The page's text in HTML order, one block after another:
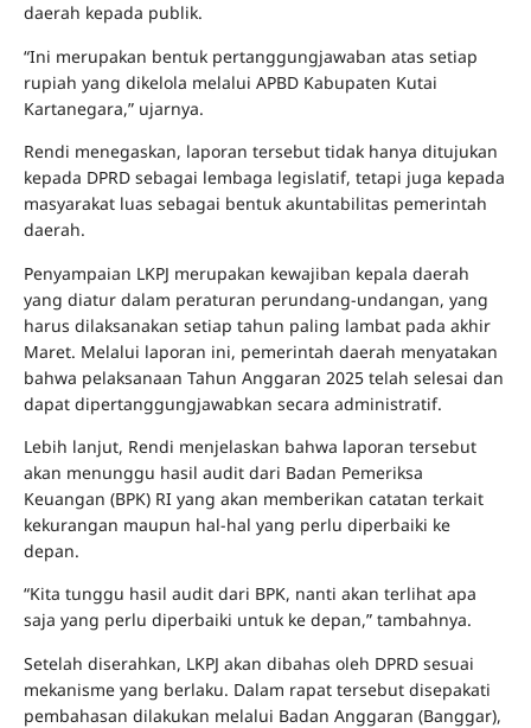
daerah kepada publik.
“Ini merupakan bentuk pertanggungjawaban atas setiap
rupiah yang dikelola melalui APBD Kabupaten Kutai
Kartanegara,” ujarnya.
Rendi menegaskan, laporan tersebut tidak hanya ditujukan
kepada DPRD sebagai lembaga legislatif, tetapi juga kepada
masyarakat luas sebagai bentuk akuntabilitas pemerintah
daerah.
Penyampaian LKPJ merupakan kewajiban kepala daerah
yang diatur dalam peraturan perundang-undangan, yang
harus dilaksanakan setiap tahun paling lambat pada akhir
Maret. Melalui laporan ini, pemerintah daerah menyatakan
bahwa pelaksanaan Tahun Anggaran 2025 telah selesai dan
dapat dipertanggungjawabkan secara administratif.
Lebih lanjut, Rendi menjelaskan bahwa laporan tersebut
akan menunggu hasil audit dari Badan Pemeriksa
Keuangan (BPK) RI yang akan memberikan catatan terkait
kekurangan maupun hal-hal yang perlu diperbaiki ke
depan.
“Kita tunggu hasil audit dari BPK, nanti akan terlihat apa
saja yang perlu diperbaiki untuk ke depan,” tambahnya.
Setelah diserahkan, LKPJ akan dibahas oleh DPRD sesuai
mekanisme yang berlaku. Dalam rapat tersebut disepakati
pembahasan dilakukan melalui Badan Anggaran (Banggar),